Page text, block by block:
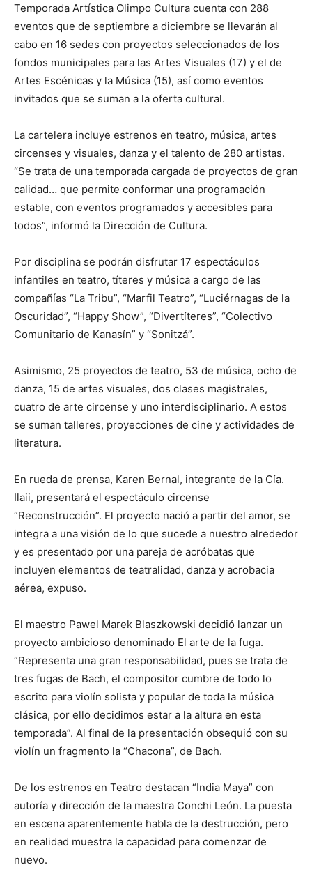
Temporada Artística Olimpo Cultura cuenta con 288
eventos que de septiembre a diciembre se llevarán al
cabo en 16 sedes con proyectos seleccionados de los
fondos municipales para las Artes Visuales (17) y el de
Artes Escénicas y la Música (15), así como eventos
invitados que se suman a la oferta cultural.
La cartelera incluye estrenos en teatro, música, artes
circenses y visuales, danza y el talento de 280 artistas.
“Se trata de una temporada cargada de proyectos de gran
calidad… que permite conformar una programación
estable, con eventos programados y accesibles para
todos”, informó la Dirección de Cultura.
Por disciplina se podrán disfrutar 17 espectáculos
infantiles en teatro, títeres y música a cargo de las
compañías “La Tribu”, “Marfil Teatro”, “Luciérnagas de la
Oscuridad”, “Happy Show”, “Divertíteres”, “Colectivo
Comunitario de Kanasín” y “Sonitzá”.
Asimismo, 25 proyectos de teatro, 53 de música, ocho de
danza, 15 de artes visuales, dos clases magistrales,
cuatro de arte circense y uno interdisciplinario. A estos
se suman talleres, proyecciones de cine y actividades de
literatura.
En rueda de prensa, Karen Bernal, integrante de la Cía.
Ilaii, presentará el espectáculo circense
“Reconstrucción”. El proyecto nació a partir del amor, se
integra a una visión de lo que sucede a nuestro alrededor
y es presentado por una pareja de acróbatas que
incluyen elementos de teatralidad, danza y acrobacia
aérea, expuso.
El maestro Pawel Marek Blaszkowski decidió lanzar un
proyecto ambicioso denominado El arte de la fuga.
“Representa una gran responsabilidad, pues se trata de
tres fugas de Bach, el compositor cumbre de todo lo
escrito para violín solista y popular de toda la música
clásica, por ello decidimos estar a la altura en esta
temporada”. Al final de la presentación obsequió con su
violín un fragmento la “Chacona”, de Bach.
De los estrenos en Teatro destacan “India Maya” con
autoría y dirección de la maestra Conchi León. La puesta
en escena aparentemente habla de la destrucción, pero
en realidad muestra la capacidad para comenzar de
nuevo.